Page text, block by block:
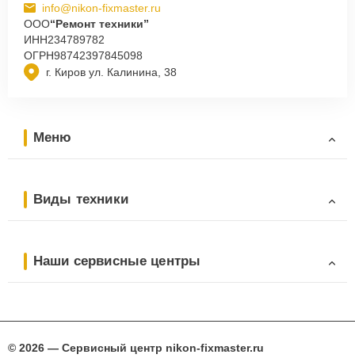
г. Киров ул. Калинина, 38
info@nikon-fixmaster.ru
ООО“Ремонт техники”
ИНН234789782
ОГРН98742397845098
Меню
Виды техники
Наши сервисные центры
© 2026 — Сервисный центр nikon-fixmaster.ru